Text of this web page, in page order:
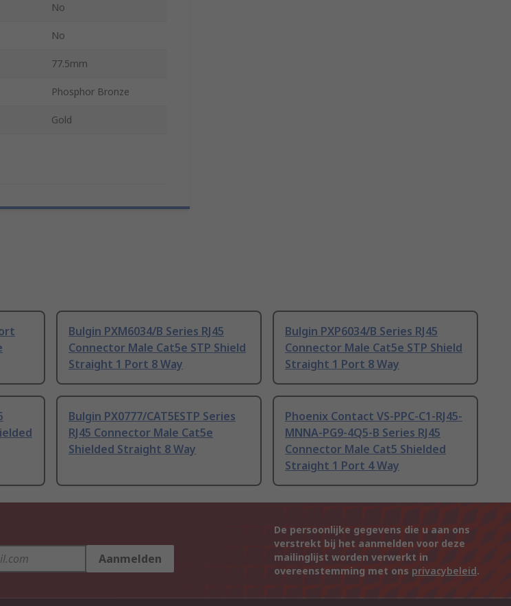
No
No
77.5mm
Phosphor Bronze
Gold
Bulgin PXM6034/B Series RJ45
Connector Male Cat5e STP Shield
Straight 1 Port 8 Way
Bulgin PXP6034/B Series RJ45
Connector Male Cat5e STP Shield
Straight 1 Port 8 Way
Bulgin PX0777/CAT5ESTP Series
RJ45 Connector Male Cat5e
Shielded Straight 8 Way
Phoenix Contact VS-PPC-C1-RJ45-
MNNA-PG9-4Q5-B Series RJ45
Connector Male Cat5 Shielded
Straight 1 Port 4 Way
Aanmelden
De persoonlijke gegevens die u aan ons
verstrekt bij het aanmelden voor deze
mailinglijst worden verwerkt in
overeenstemming met ons privacybeleid.